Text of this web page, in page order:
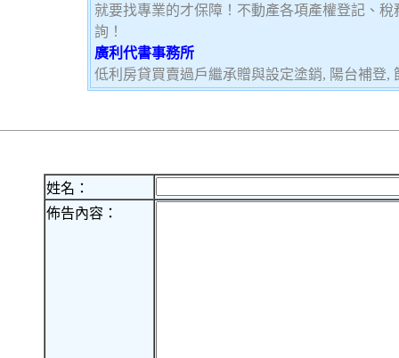
就要找專業的才保障！不動產各項產權登記、
詢！
廣利代書事務所
低利房貸買賣過戶繼承贈與設定塗銷, 陽台補登,
姓名：
佈告內容：